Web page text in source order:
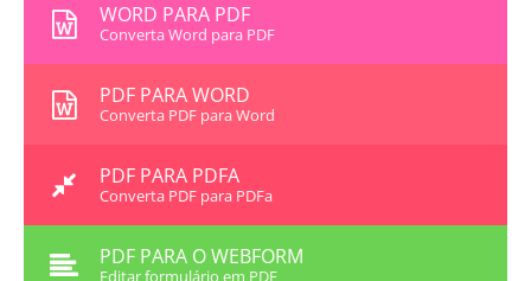
WORD PARA PDF
Converta Word para PDF
PDF PARA WORD
Converta PDF para Word
PDF PARA PDFA
Converta PDF para PDFa
PDF PARA O WEBFORM
Editar formulário em PDF